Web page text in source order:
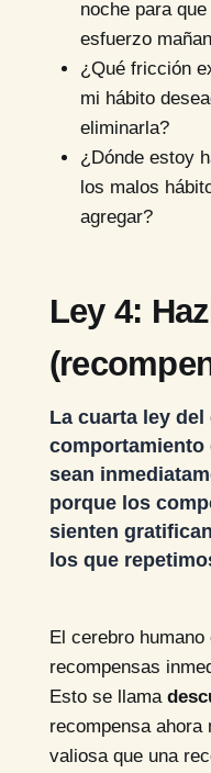
noche para
esfuerzo
¿Qué fricción
mi hábito
eliminarla?
¿Dónde estoy
los malos
agregar?
Ley 4:
La cuarta ley del
comportamiento
sean
porque los
sienten
los que
El cerebro
recompensas
Esto se llama
recompensa
valiosa que una